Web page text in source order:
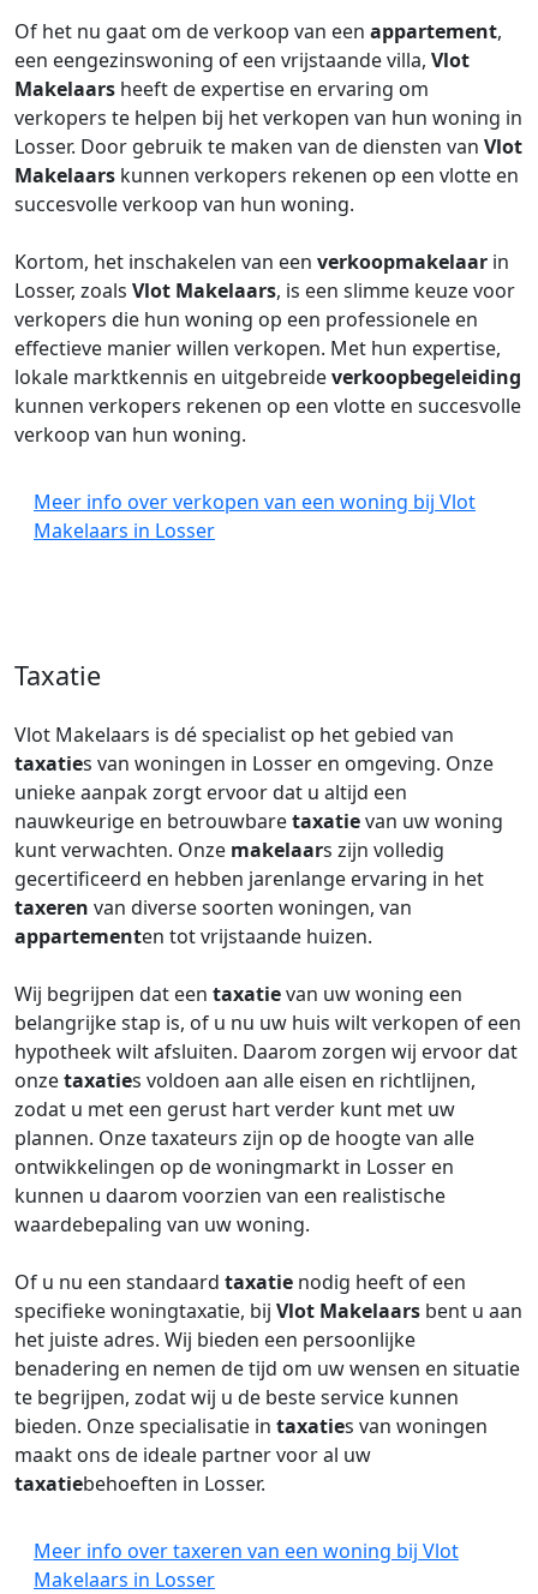
Of het nu gaat om de verkoop van een appartement,
een eengezinswoning of een vrijstaande villa, Vlot
Makelaars heeft de expertise en ervaring om
verkopers te helpen bij het verkopen van hun woning in
Losser. Door gebruik te maken van de diensten van Vlot
Makelaars kunnen verkopers rekenen op een vlotte en
succesvolle verkoop van hun woning.
Kortom, het inschakelen van een verkoopmakelaar in
Losser, zoals Vlot Makelaars, is een slimme keuze voor
verkopers die hun woning op een professionele en
effectieve manier willen verkopen. Met hun expertise,
lokale marktkennis en uitgebreideverkoopbegeleiding
kunnen verkopers rekenen op een vlotte en succesvolle
verkoop van hun woning.
Meer info over verkopen van een woning bij Vlot
Makelaars in Losser
Taxatie
Vlot Makelaars is dé specialist op het gebied van
taxaties van woningen in Losser en omgeving. Onze
unieke aanpak zorgt ervoor dat u altijd een
nauwkeurige en betrouwbaretaxatievan uw woning
kunt verwachten. Onze makelaars zijn volledig
gecertificeerd en hebben jarenlange ervaring in het
taxeren van diverse soorten woningen, van
appartementen tot vrijstaande huizen.
Wij begrijpen dat een taxatievan uw woning een
belangrijke stap is, of u nu uw huis wilt verkopen of een
hypotheek wilt afsluiten. Daarom zorgen wij ervoor dat
onzetaxaties voldoen aan alle eisen en richtlijnen,
zodat u met een gerust hart verder kunt met uw
plannen. Onze taxateurs zijn op de hoogte van alle
ontwikkelingen op de woningmarkt in Losser en
kunnen u daarom voorzien van een realistische
waardebepaling van uw woning.
Of u nu een standaard taxatie nodig heeft of een
specifieke woningtaxatie, bij Vlot Makelaars bent u aan
het juiste adres. Wij bieden een persoonlijke
benadering en nemen de tijd om uw wensen en situatie
te begrijpen, zodat wij u de beste service kunnen
bieden. Onze specialisatie in taxaties van woningen
maakt ons de ideale partner voor al uw
taxatiebehoeften in Losser.
Meer info over taxeren van een woning bij Vlot
Makelaars in Losser